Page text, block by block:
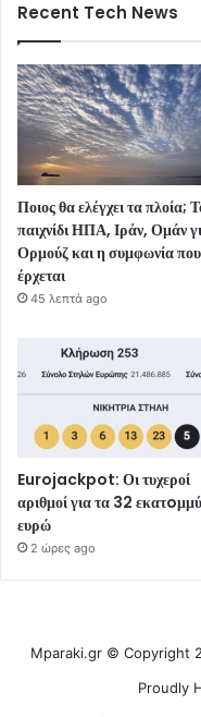
Recent Tech News
Ποιος θα ελέγχει τα πλοία;
παιχνίδι ΗΠΑ, Ιράν, Ομάν
Ορμούζ και η συμφωνία
έρχεται
45 λεπτά ago
Eurojackpot: Οι τυχεροί
αριθμοί για τα 32
ευρώ
2 ώρες ago
Mparaki.gr © Copyright
Proudly